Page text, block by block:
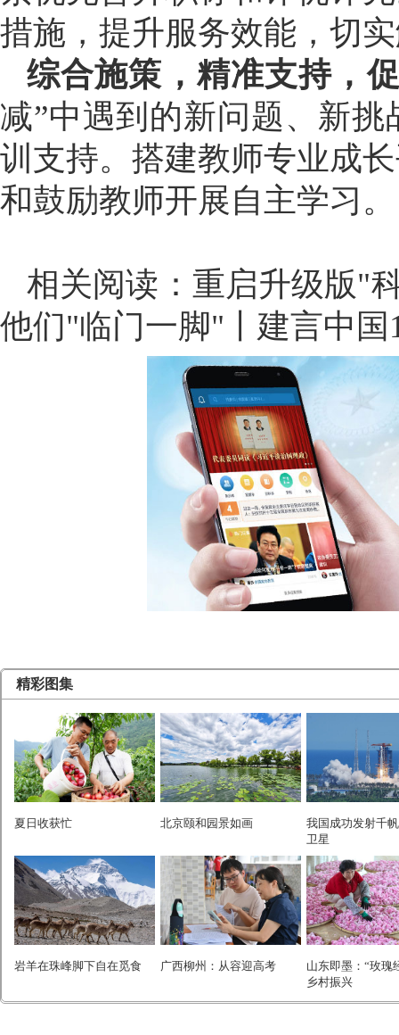
措施，提升服务效能，切
综合施策，精准支持，
减”中遇到的新问题、新
训支持。搭建教师专业成
和鼓励教师开展自主学习。
相关阅读： 重启升级版"
他们"临门一脚"丨建言中国